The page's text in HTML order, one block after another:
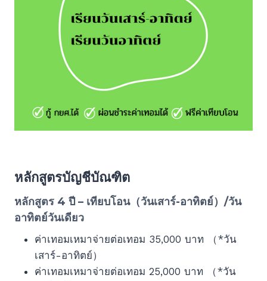
หลักสูตรบัญชีบัณฑิต
หลักสูตร 4 ปี – เทียบโอน（วันเสาร์-อาทิตย์）/วัน
อาทิตย์วันเดียว
ค่าเทอมเหมาจ่ายต่อเทอม 35,000 บาท （*วัน
เสาร์-อาทิตย์）
ค่าเทอมเหมาจ่ายต่อเทอม 25,000 บาท （*วัน